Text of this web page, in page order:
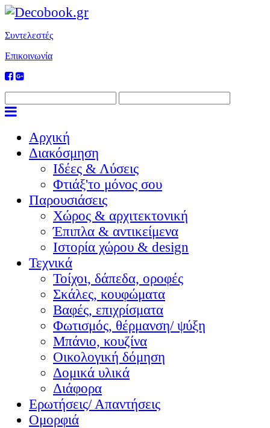
Συντελεστές
Επικοινωνία
Αρχική
Διακόσμηση
Ιδέες & Λύσεις
Φτιάξ'το μόνος σου
Παρουσιάσεις
Χώρος & αρχιτεκτονική
Έπιπλα & αντικείμενα
Ιστορία χώρου & design
Τεχνικά
Τοίχοι, δάπεδα, οροφές
Σκάλες, κουφώματα
Βαφές, επιχρίσματα
Φωτισμός, θέρμανση/ ψύξη
Μπάνιο, κουζίνα
Οικολογική δόμηση
Δομικά υλικά
Διάφορα
Ερωτήσεις/ Απαντήσεις
Ομορφιά